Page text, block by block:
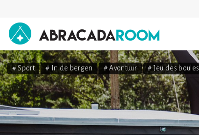
AbracadaRoom
# Sport # In de bergen # Avontuur # Jeu des boules